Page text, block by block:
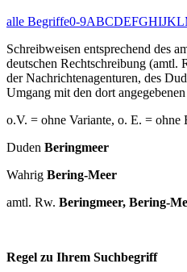
alle Begriffe0-9ABCDEFGHIJKL
Schreibweisen entsprechend des
deutschen Rechtschreibung (amtl.
der Nachrichtenagenturen, des
Umgang mit den dort
o.V. = ohne Variante, o. E. = ohne
Duden Beringmeer
Wahrig Bering-Meer
amtl. Rw. Beringmeer, Bering-
Regel zu Ihrem Suchbegriff